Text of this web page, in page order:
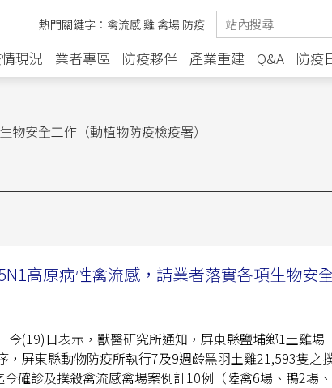
熱門關鍵字： 禽流感雞 禽場 防疫
現況 業者專區 防疫夥伴 產業重建 Q&A 防疫
安全工作（動植物防疫檢疫署）
高原病性禽流感，請業者落實各項生物安
今(19)日表示，獸醫研究所通知，屏東縣鹽埔鄉1土雞
，屏東縣動物防疫所執行7及9週齡黑羽土雞21,593隻之
確診及撲殺禽流感禽場案例計10例（陸禽6場、鴨2場